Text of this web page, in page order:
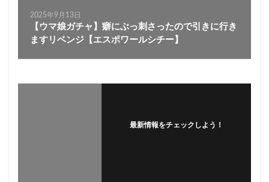
2025年9月13日
【ウマ娘ガチャ】癖にぶっ刺さったので引きに行き
ますリベンジ【エスポワールシチー】
最新情報をチェックしよう！